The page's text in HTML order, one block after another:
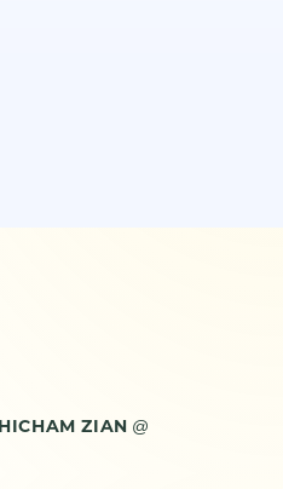
HICHAM ZIAN @